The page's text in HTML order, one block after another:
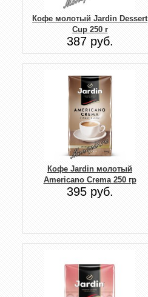
Кофе молотый Jardin Dessert
Cup 250 г
387 руб.
Кофе Jardin молотый
Americano Crema 250 гр
395 руб.